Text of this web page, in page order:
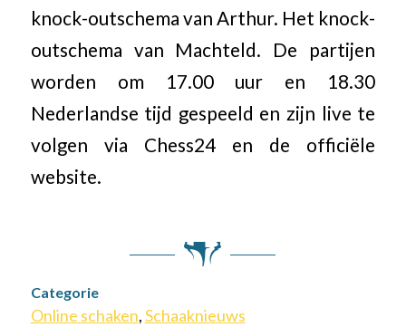
knock-outschema van Arthur. Het knock-
outschema van Machteld. De partijen
worden om 17.00 uur en 18.30
Nederlandse tijd gespeeld en zijn live te
volgen via Chess24 en de officiële
website.
Categorie
Online schaken,Schaaknieuws